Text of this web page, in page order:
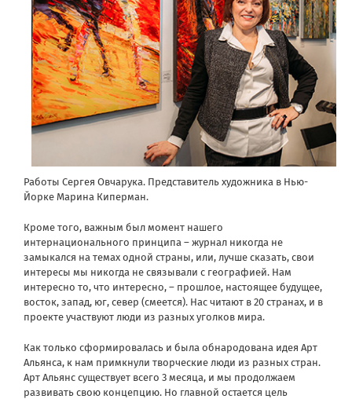
Работы Сергея Овчарука. Представитель художника в Нью-
Йорке Марина Киперман.
Кроме того, важным был момент нашего
интернационального принципа – журнал никогда не
замыкался на темах одной страны, или, лучше сказать, свои
интересы мы никогда не связывали с географией. Нам
интересно то, что интересно, – прошлое, настоящее будущее,
восток, запад, юг, север (смеется). Нас читают в 20 странах, и в
проекте участвуют люди из разных уголков мира.
Как только сформировалась и была обнародована идея Арт
Альянса, к нам примкнули творческие люди из разных стран.
Арт Альянс существует всего 3 месяца, и мы продолжаем
развивать свою концепцию. Но главной остается цель